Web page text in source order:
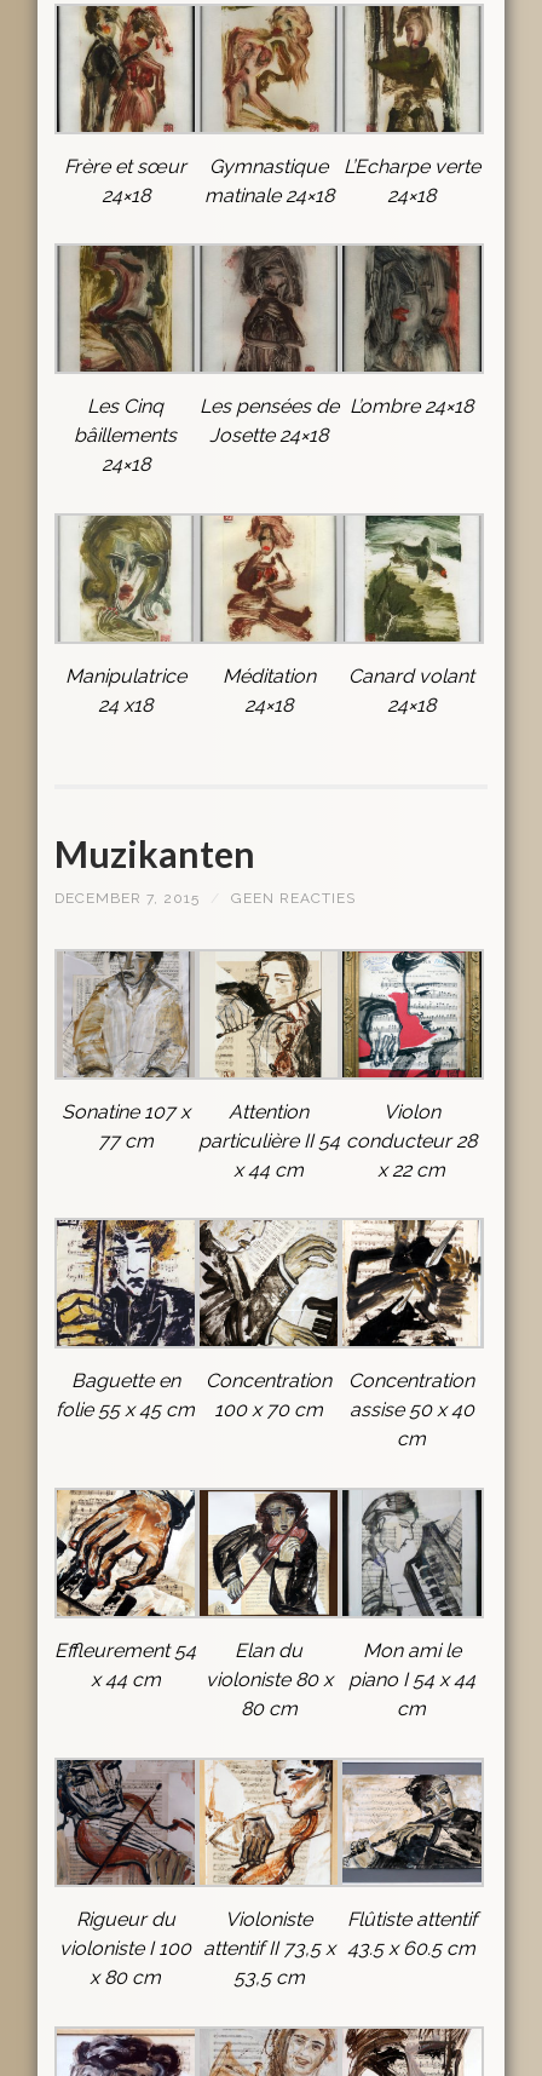
Frère et sœur
24×18
Gymnastique
matinale 24×18
L’Echarpe verte
24×18
Les Cinq
bâillements
24×18
Les pensées de
Josette 24×18
L’ombre 24×18
Manipulatrice
24 x18
Méditation
24×18
Canard volant
24×18
Muzikanten
DECEMBER 7, 2015 GEEN REACTIES
Sonatine 107 x
77 cm
Attention
particulière II 54
x 44 cm
Violon
conducteur 28
x 22 cm
Baguette en
folie 55 x 45 cm
Concentration
100 x 70 cm
Concentration
assise 50 x 40
cm
Effleurement 54
x 44 cm
Elan du
violoniste 80 x
80 cm
Mon ami le
piano I 54 x 44
cm
Rigueur du
violoniste I 100
x 80 cm
Violoniste
attentif II 73,5 x
53,5 cm
Flûtiste attentif
43.5 x 60.5 cm